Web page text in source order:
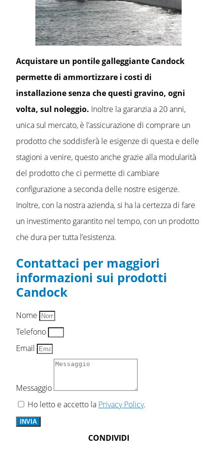
Acquistare un pontile galleggiante Candock
permette di ammortizzare i costi di
installazione senza che questi gravino, ogni
volta, sul noleggio. Inoltre la garanzia a 20 anni,
unica sul mercato, è l’assicurazione di comprare un
prodotto che soddisferà le esigenze di questa e delle
stagioni a venire, questo anche grazie alla modularità
del prodotto che ci permette di cambiare
configurazione a seconda delle nostre esigenze.
Inoltre, con la nostra azienda, si ha la certezza di fare
un investimento garantito nel tempo, con un prodotto
che dura per tutta l’esistenza.
Contattaci per maggiori
informazioni sui prodotti
Candock
Nome
Telefono
Email
Messaggio
Ho letto e accetto la Privacy Policy.
INVIA
CONDIVIDI